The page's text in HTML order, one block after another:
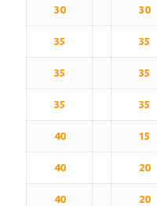
30 30
35 35
35 35
35 35
40 15
40 20
40 20